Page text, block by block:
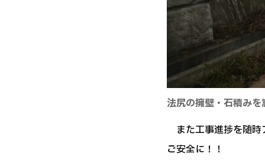
法尻の擁壁・石積み
また工事進捗を随時
ご安全に！！